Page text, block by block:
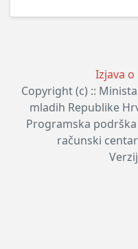
Izjava
Copyright (c) ::
mladih Republike
Programska podrška
računski